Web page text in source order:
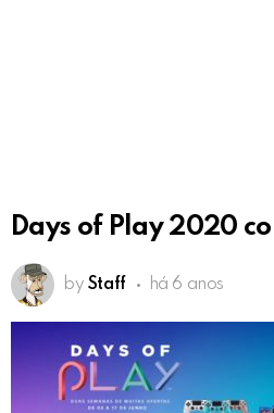
Days of Play 2020
by Staff há 6 anos